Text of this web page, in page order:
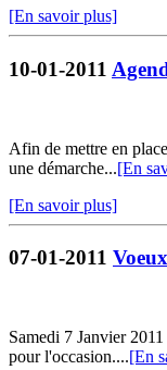
[En savoir plus]
10-01-2011
Afin de mettre en
une démarche...[En
[En savoir plus]
07-01-2011
Samedi 7 Janvier
pour l'occasion....[En